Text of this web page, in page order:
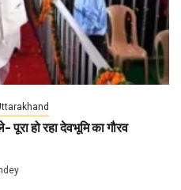
हो रहा देवभूमि का गौरव